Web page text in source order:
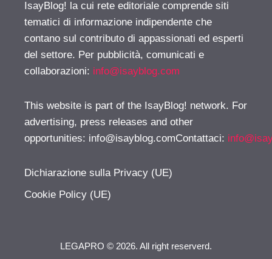
IsayBlog! la cui rete editoriale comprende siti
tematici di informazione indipendente che
contano sul contributo di appassionati ed esperti
del settore. Per pubblicità, comunicati e
collaborazioni: info@isayblog.com
This website is part of the IsayBlog! network. For
advertising, press releases and other
opportunities: info@isayblog.comContattaci:
Dichiarazione sulla Privacy (UE)
Cookie Policy (UE)
LEGAPRO © 2026. All right reserverd.